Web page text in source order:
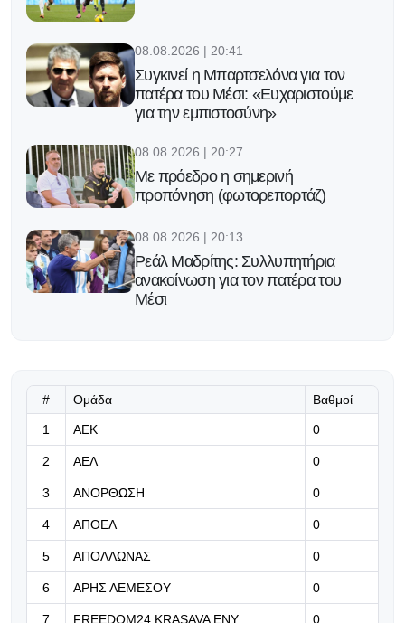
08.08.2026 | 20:41
Συγκινεί η Μπαρτσελόνα για τον
πατέρα του Μέσι: «Ευχαριστούμε
για την εμπιστοσύνη»
08.08.2026 | 20:27
Με πρόεδρο η σημερινή
προπόνηση (φωτορεπορτάζ)
08.08.2026 | 20:13
Ρεάλ Μαδρίτης: Συλλυπητήρια
ανακοίνωση για τον πατέρα του
Μέσι
Και δεύτερη αναγκαστική αλλαγή για
08.08.2026 | 19:36
Αναγκαστική αλλαγή στο ΑΕΚ-
Ομόνοια Αρ.
08.08.2026 | 19:23
Η εντεκάδα του Παπαδόπουλου για
# Ομάδα Βαθμοί
1 ΑΕΚ 0
2 ΑΕΛ 0
3 ΑΝΟΡΘΩΣΗ 0
4 ΑΠΟΕΛ 0
5 ΑΠΟΛΛΩΝΑΣ 0
6 ΑΡΗΣ ΛΕΜΕΣΟΥ 0
7 FREEDOM24 KRASAVA ΕΝΥ 0